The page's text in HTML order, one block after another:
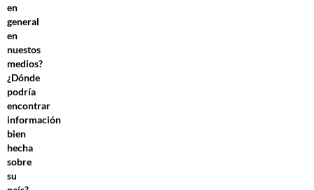
en
general
en
nuestos
medios?
¿Dónde
podría
encontrar
información
bien
hecha
sobre
su